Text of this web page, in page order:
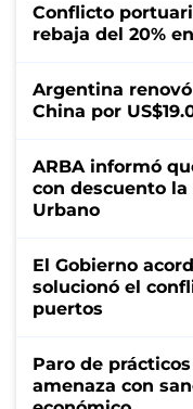
Conflicto
rebaja del 20%
Argentina
China por
ARBA informó
con descuento
Urbano
El Gobierno
solucionó el
puertos
Paro de
amenaza con